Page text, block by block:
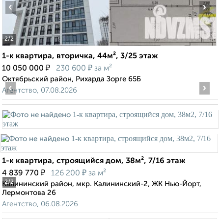
2/2
‹ ›
1-к квартира, вторичка, 44м², 3/25 этаж
10 050 000 ₽ 230 600 ₽ за м²
Октябрьский район, Рихарда Зорге 65Б
Агентство, 07.08.2026
2/2
‹ ›
1-к квартира, строящийся дом, 38м², 7/16 этаж
4 839 770 ₽ 126 200 ₽ за м²
Калининский район, мкр. Калининский-2, ЖК Нью-Йорт,
Лермонтова 26
Агентство, 06.08.2026